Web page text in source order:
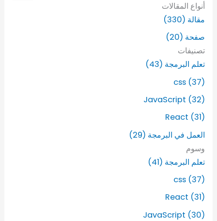
ب
ح
ع
:
أنواع المقالات
مقالة (330)
صفحة (20)
تصنيفات
تعلم البرمجة (43)
css (37)
JavaScript (32)
React (31)
العمل في البرمجة (29)
وسوم
تعلم البرمجة (41)
css (37)
React (31)
JavaScript (30)